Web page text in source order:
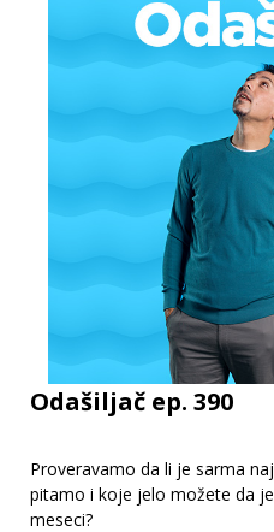
Odašiljač ep. 390
Proveravamo da li je sarma
pitamo i koje jelo možete da
meseci?